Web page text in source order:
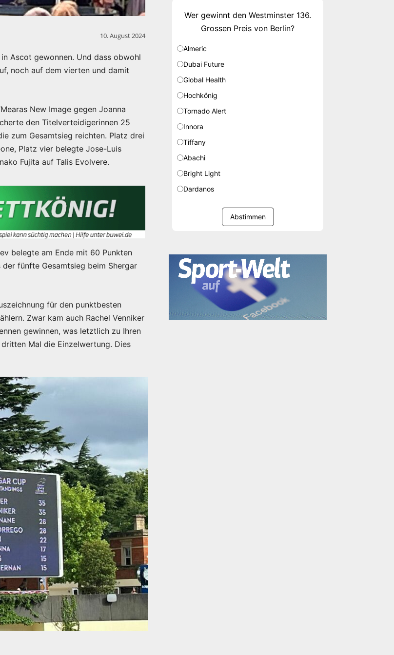
10. August 2024
in Ascot gewonnen. Und dass obwohl
noch auf dem vierten und damit
New Image gegen Joanna
den Titelverteidigerinnen 25
zum Gesamtsieg reichten. Platz drei
Platz vier belegte Jose-Luis
Fujita auf Talis Evolvere.
belegte am Ende mit 60 Punkten
der fünfte Gesamtsieg beim Shergar
für den punktbesten
Zwar kam auch Rachel Venniker
gewinnen, was letztlich zu Ihren
Mal die Einzelwertung. Dies
Wer gewinnt den Westminster 136.
Grossen Preis von Berlin?
Almeric
Dubai Future
Global Health
Hochkönig
Tornado Alert
Innora
Tiffany
Abachi
Bright Light
Dardanos
Abstimmen